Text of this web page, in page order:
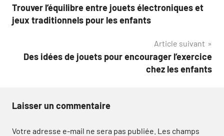
de
Trouver l’équilibre entre jouets électroniques et
jeux traditionnels pour les enfants
Article suivant
Des idées de jouets pour encourager l’exercice
chez les enfants
Laisser un commentaire
Votre adresse e-mail ne sera pas publiée. Les champs